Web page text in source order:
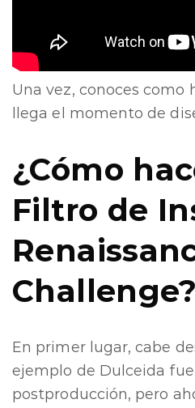
Una vez, conoces como
llega el momento de
¿Cómo
Filtro de
Challenge?
En primer lugar, cabe
ejemplo de Dulceida
postproducción, pero